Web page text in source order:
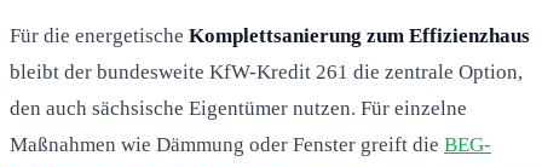
Für die energetische Komplettsanierung zum Effizienzhaus
bleibt der bundesweite KfW-Kredit 261 die zentrale Option,
den auch sächsische Eigentümer nutzen. Für einzelne
Maßnahmen wie Dämmung oder Fenster greift die BEG-